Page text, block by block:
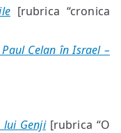
[rubrica “cronica
Celan în Israel –
lui Genji[rubrica “O